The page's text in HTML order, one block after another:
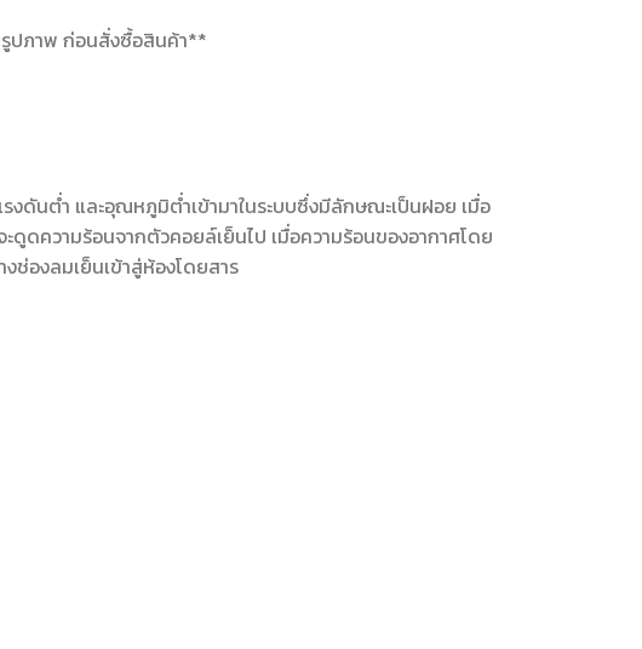
ปภาพ ก่อนสั่งซื้อสินค้า**
ดันต่ำ และอุณหภูมิต่ำเข้ามาในระบบซึ่งมีลักษณะเป็นฝอย เมื่อ
ดูดความร้อนจากตัวคอยล์เย็นไป เมื่อความร้อนของอากาศโดย
องลมเย็นเข้าสู่ห้องโดยสาร